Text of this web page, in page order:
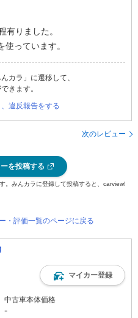
有りました。
っています。
カラ」に遷移して、
きます。
、違反報告をする
次のレビュー
を投稿する
。みんカラに登録して投稿すると、carview!
・評価一覧のページに戻る
マイカー登録
中古車本体価格
-